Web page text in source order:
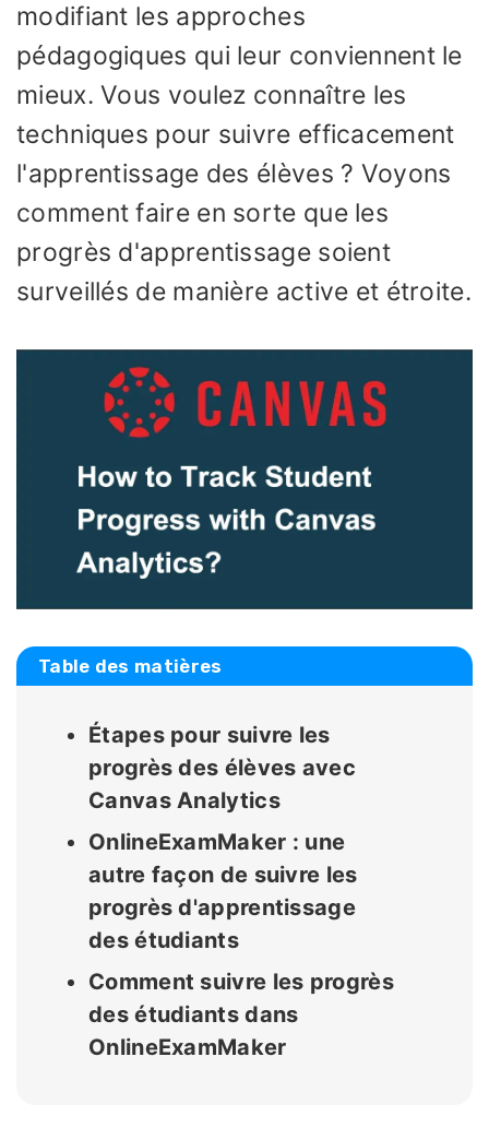
modifiant les approches
pédagogiques qui leur conviennent le
mieux. Vous voulez connaître les
techniques pour suivre efficacement
l'apprentissage des élèves ? Voyons
comment faire en sorte que les
progrès d'apprentissage soient
surveillés de manière active et étroite.
Table des matières
Étapes pour suivre les
progrès des élèves avec
Canvas Analytics
OnlineExamMaker : une
autre façon de suivre les
progrès d'apprentissage
des étudiants
Comment suivre les progrès
des étudiants dans
OnlineExamMaker